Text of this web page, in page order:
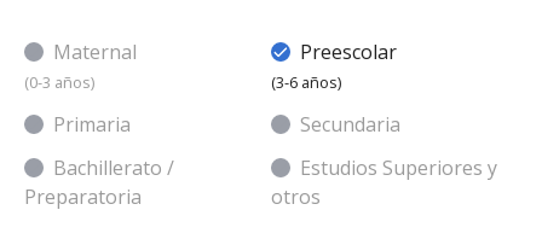
Maternal
(0-3 años)
Preescolar
(3-6 años)
Primaria
Secundaria
Bachillerato /
Preparatoria
Estudios Superiores y
otros